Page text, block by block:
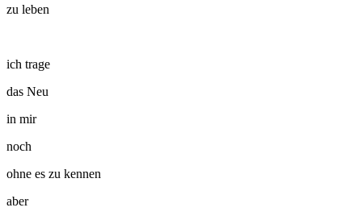
zu leben
ich trage
das Neu
in mir
noch
ohne es zu kennen
aber